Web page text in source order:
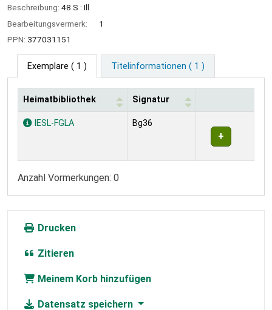
Beschreibung: 48 S : Ill
Bearbeitungsvermerk:
1
PPN: 377031151
Exemplare ( 1 ) Titelinformationen ( 1 )
Exemplare
Heimatbibliothek Signatur
IESL-FGLA Bg36
Anzahl Vormerkungen: 0
Drucken
Zitieren
Meinem Korb hinzufügen
Datensatz speichern